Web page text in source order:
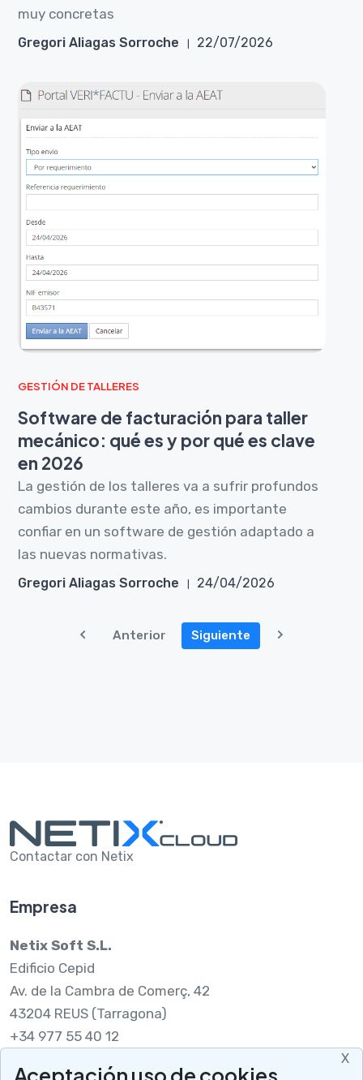
muy concretas
Gregori Aliagas Sorroche 22/07/2026
GESTIÓN DE TALLERES
Software de facturación para taller
mecánico: qué es y por qué es clave
en 2026
La gestión de los talleres va a sufrir profundos
cambios durante este año, es importante
confiar en un software de gestión adaptado a
las nuevas normativas.
Gregori Aliagas Sorroche 24/04/2026
Anterior Siguiente
X
Contactar con Netix
Empresa
Netix Soft S.L.
Edificio Cepid
Av. de la Cambra de Comerç, 42
43204 REUS (Tarragona)
+34 977 55 40 12